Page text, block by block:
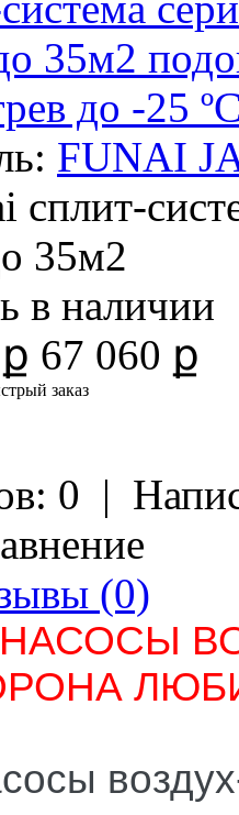
FUNAI
сплит-
35м2
в наличии
67 060 ք
заказ
0 |
(0)